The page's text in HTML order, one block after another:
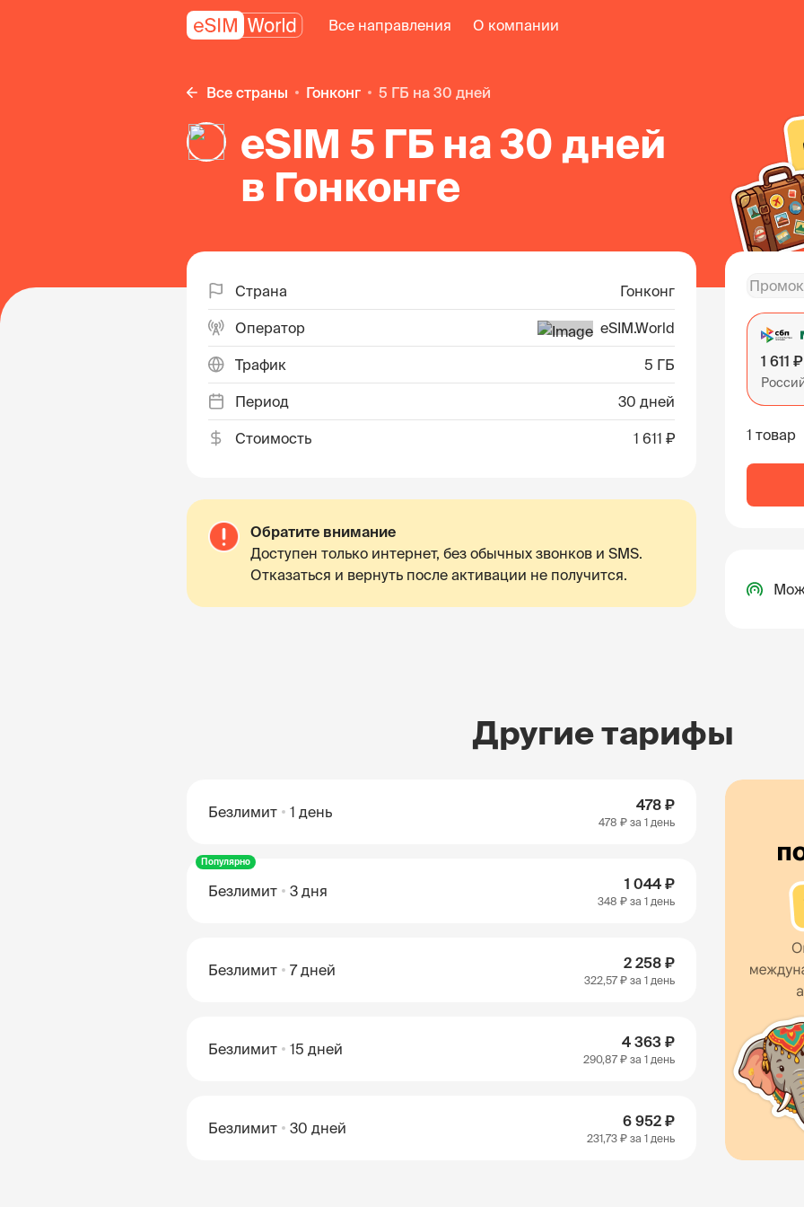
Все направления О компании
Все страны Гонконг 5 ГБ на 30 дней
eSIM 5 ГБ на 30 дней
в Гонконге
Страна Гонконг
Оператор eSIM.World
Трафик 5 ГБ
Период 30 дней
Стоимость 1 611 ₽
Обратите внимание
Доступен только интернет, без обычных звонков и SMS.
Отказаться и вернуть после активации не получится.
1 611 ₽
1 товар
Другие тарифы
Безлимит 1 день 478 ₽
478 ₽ за 1 день
Популярно
Безлимит 3 дня 1 044 ₽
348 ₽ за 1 день
Безлимит 7 дней 2 258 ₽
322,57 ₽ за 1 день
Безлимит 15 дней 4 363 ₽
290,87 ₽ за 1 день
Безлимит 30 дней 6 952 ₽
231,73 ₽ за 1 день